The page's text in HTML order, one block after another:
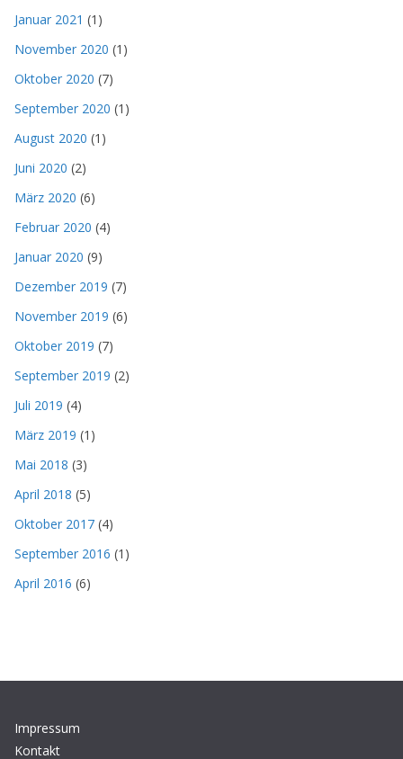
Januar 2021 (1)
November 2020 (1)
Oktober 2020 (7)
September 2020 (1)
August 2020 (1)
Juni 2020 (2)
März 2020 (6)
Februar 2020 (4)
Januar 2020 (9)
Dezember 2019 (7)
November 2019 (6)
Oktober 2019 (7)
September 2019 (2)
Juli 2019 (4)
März 2019 (1)
Mai 2018 (3)
April 2018 (5)
Oktober 2017 (4)
September 2016 (1)
April 2016 (6)
Impressum
Kontakt